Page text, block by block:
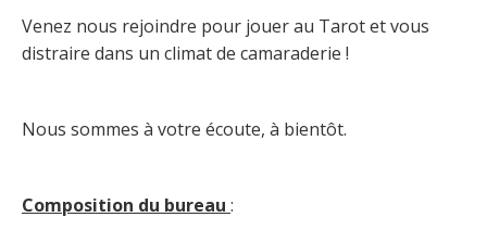
Venez nous rejoindre pour jouer au Tarot et vous
distraire dans un climat de camaraderie !
Nous sommes à votre écoute, à bientôt.
Composition du bureau :